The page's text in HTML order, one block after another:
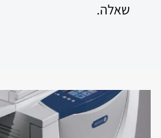
שאלה.